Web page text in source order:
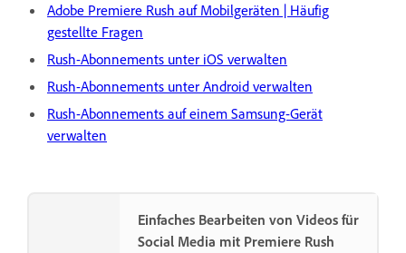
Adobe Premiere Rush auf Mobilgeräten | Häufig
gestellte Fragen
Rush-Abonnements unter iOS verwalten
Rush-Abonnements unter Android verwalten
Rush-Abonnements auf einem Samsung-Gerät
verwalten
Einfaches Bearbeiten von Videos für
Social Media mit Premiere Rush